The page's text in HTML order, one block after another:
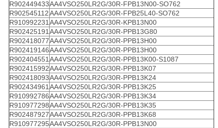
R902449433AA4VSO250LR2G/30R-FPB13N00-SO762
R902545112AA4VSO250LR2G/30R-FPB25L40-SO762
R910992231 AA4VSO250LR2G/30R-KPB13N00
R902425191 AA4VSO250LR2G/30R-PPB13G80
R902418077AA4VSO250LR2G/30R-PPB13H00
R902419146AA4VSO250LR2G/30R-PPB13H00
R902404551 AA4VSO250LR2G/30R-PPB13K00-S1087
R902415992AA4VSO250LR2G/30R-PPB13K07
R902418093AA4VSO250LR2G/30R-PPB13K24
R902434961 AA4VSO250LR2G/30R-PPB13K25
R910992786AA4VSO250LR2G/30R-PPB13K34
R910977298AA4VSO250LR2G/30R-PPB13K35
R902487927AA4VSO250LR2G/30R-PPB13K68
R910977295AA4VSO250LR2G/30R-PPB13N00